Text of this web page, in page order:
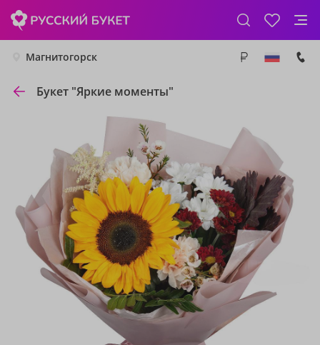
Магнитогорск
Букет "Яркие моменты"